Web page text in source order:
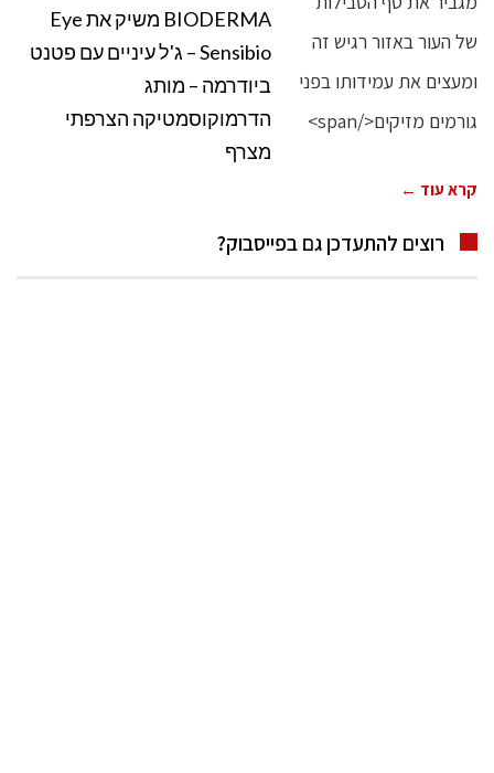
BIODERMA משיק את Eye
Sensibio – ג'ל עיניים עם פטנט
ביודרמה – מותג
הדרמוקוסמטיקה הצרפתי
מצרף
קרא עוד ←
רוצים להתעדכן גם בפייסבוק?